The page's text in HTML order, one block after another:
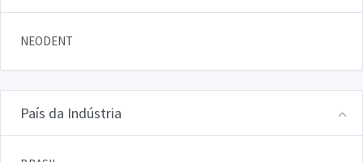
NEODENT
País da Indústria